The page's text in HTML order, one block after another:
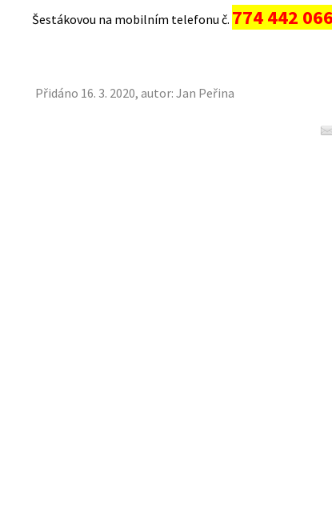
Šestákovou na mobilním telefonu č. 774 442 066
Přidáno 16. 3. 2020, autor: Jan Peřina